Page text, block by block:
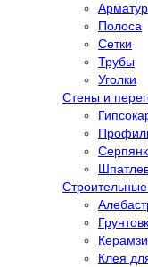
Полоса
Сетки
Трубы
Уголки
Стены и
Строительные
Клея